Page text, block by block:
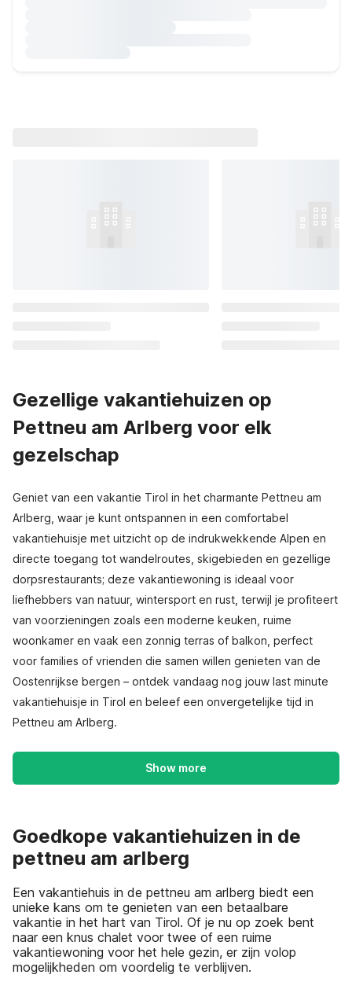
Gezellige vakantiehuizen op
Pettneu am Arlberg voor elk
gezelschap
Geniet van een vakantie Tirol in het charmante Pettneu am
Arlberg, waar je kunt ontspannen in een comfortabel
vakantiehuisje met uitzicht op de indrukwekkende Alpen en
directe toegang tot wandelroutes, skigebieden en gezellige
dorpsrestaurants; deze vakantiewoning is ideaal voor
liefhebbers van natuur, wintersport en rust, terwijl je profiteert
van voorzieningen zoals een moderne keuken, ruime
woonkamer en vaak een zonnig terras of balkon, perfect
voor families of vrienden die samen willen genieten van de
Oostenrijkse bergen – ontdek vandaag nog jouw last minute
vakantiehuisje in Tirol en beleef een onvergetelijke tijd in
Pettneu am Arlberg.
Show more
Goedkope vakantiehuizen in de
pettneu am arlberg
Een vakantiehuis in de pettneu am arlberg biedt een
unieke kans om te genieten van een betaalbare
vakantie in het hart van Tirol. Of je nu op zoek bent
naar een knus chalet voor twee of een ruime
vakantiewoning voor het hele gezin, er zijn volop
mogelijkheden om voordelig te verblijven.